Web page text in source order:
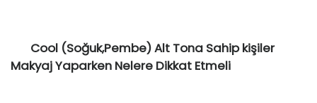
Cool (Soğuk,Pembe) Alt Tona Sahip kişiler
Makyaj Yaparken Nelere Dikkat Etmeli